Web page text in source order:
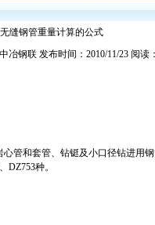
无缝钢管重量计算的公式
冶钢联 发布时间：2010/11/23 阅读：
管和套管、钻铤及小口径钻进用
DZ753种。